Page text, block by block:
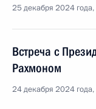
25 декабря 2024
Встреча с
Рахмоном
24 декабря 2024